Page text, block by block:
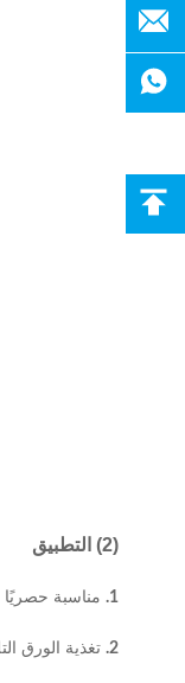
(2) التطبيق
1. مناسبة حصريًا
2. تغذية الورق